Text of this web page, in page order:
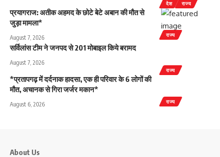
देश राज्य
राज्य
प्रयागराज: अतीक अहमद के छोटे बेटे अबान की मौत से
जुड़ा मामला*
August 7, 2026
राज्य
सर्विलांस टीम ने जनपद से 201 मोबाइल किये बरामद
August 7, 2026
राज्य
*प्रतापगढ़ में दर्दनाक हादसा, एक ही परिवार के 6 लोगों की
मौत, अचानक से गिरा जर्जर मकान*
August 6, 2026
About Us